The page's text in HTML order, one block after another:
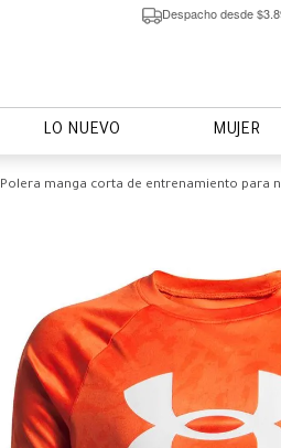
Despacho desde
LO NUEVO MUJER
Polera manga corta de entrenamiento para